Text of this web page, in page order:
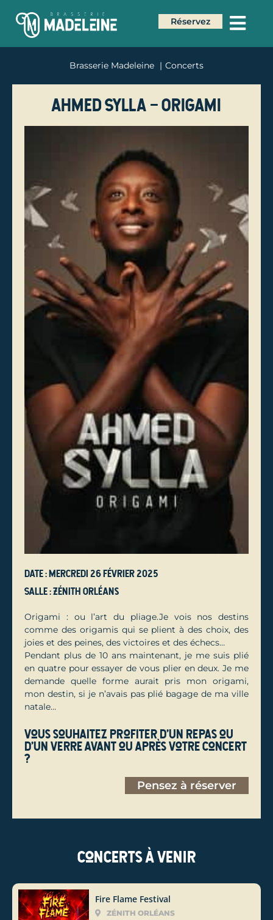
Réservez
Brasserie Madeleine Concerts
Ahmed Sylla – Origami
Date : mercredi 26 février 2025
Salle : Zénith Orléans
Origami : ou l’art du pliage.Je vois nos destins
comme des origamis qui se plient à des choix, des
joies et des peines, des victoires et des échecs…
Pendant plus de 10 ans maintenant, je me suis plié
en quatre pour essayer de vous plier en deux. Je me
demande quelle forme aurait pris mon origami,
mon destin, si je n’avais pas plié bagage de ma ville
natale…
Vous souhaitez profiter d'un repas ou
d'un verre avant ou après votre concert
?
Pensez à réserver
Concerts à venir
Fire Flame Festival
ZÉNITH ORLÉANS